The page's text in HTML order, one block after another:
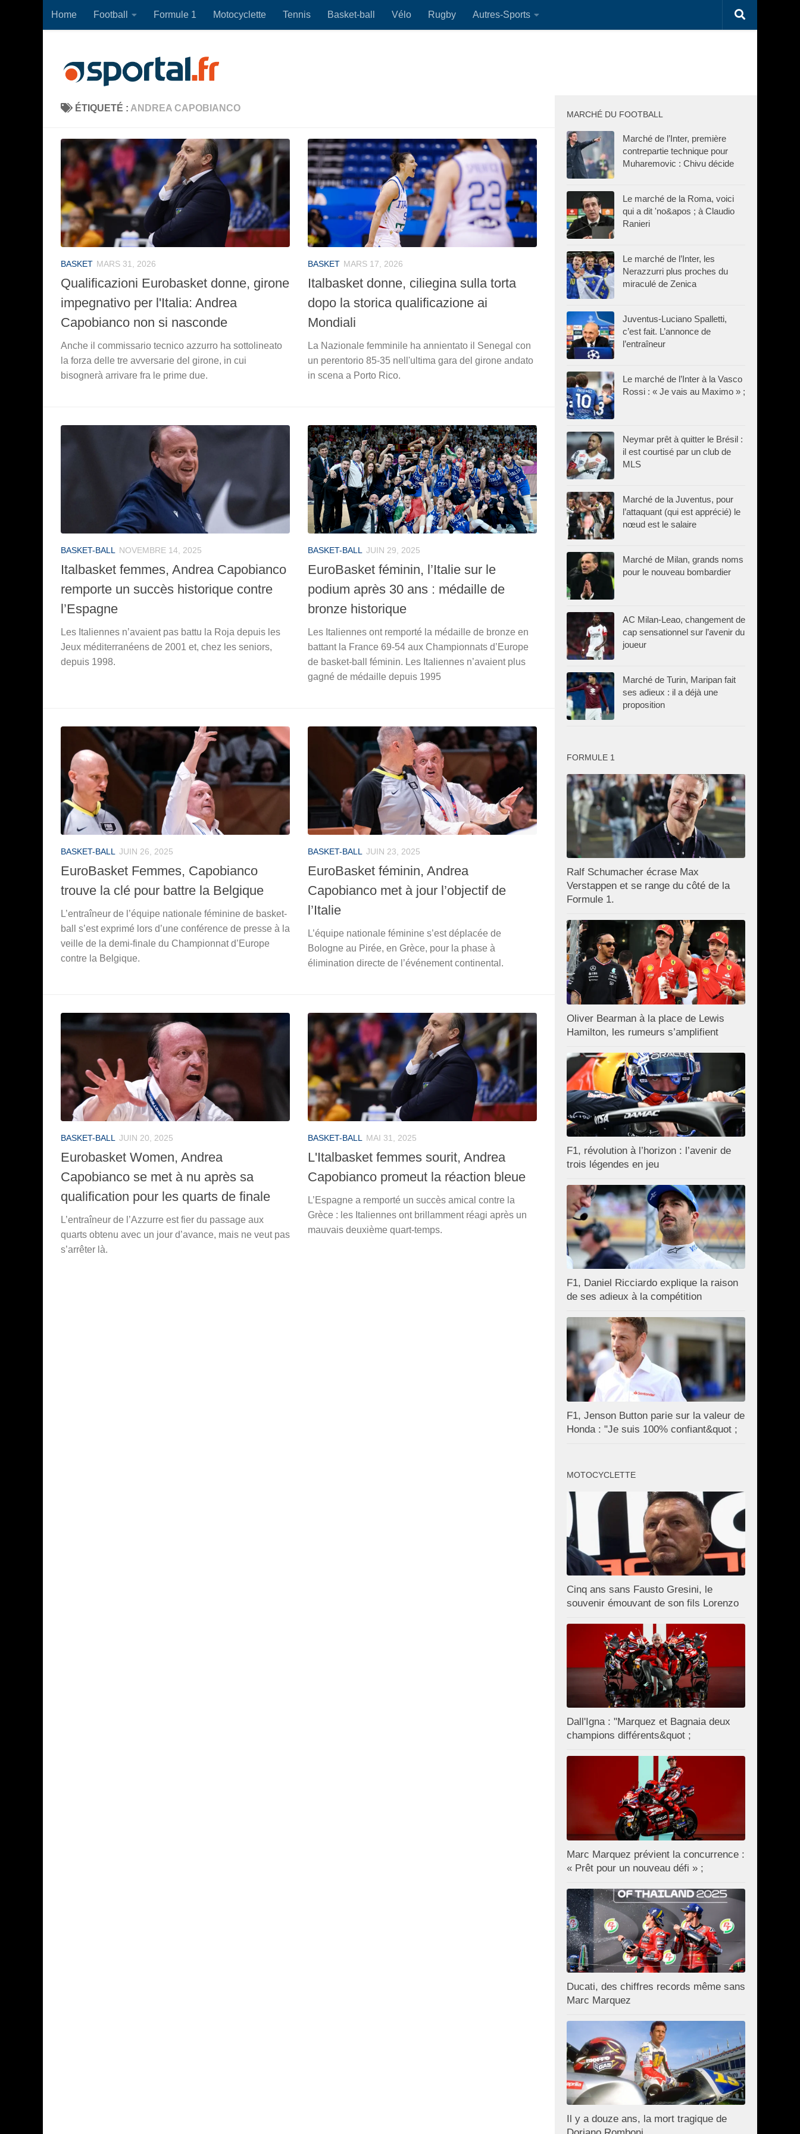
Skip to content
Home Football Formule 1 Motocyclette Tennis Basket-ball Vélo Rugby Autres-Sports
ÉTIQUETÉ : ANDREA CAPOBIANCO
BASKET MARS 31, 2026
Qualificazioni Eurobasket donne, girone
impegnativo per l'Italia: Andrea
Capobianco non si nasconde
Anche il commissario tecnico azzurro ha sottolineato
la forza delle tre avversarie del girone, in cui
bisognerà arrivare fra le prime due.
BASKET MARS 17, 2026
Italbasket donne, ciliegina sulla torta
dopo la storica qualificazione ai
Mondiali
La Nazionale femminile ha annientato il Senegal con
un perentorio 85-35 nell'ultima gara del girone andato
in scena a Porto Rico.
BASKET-BALL NOVEMBRE 14, 2025
Italbasket femmes, Andrea Capobianco
remporte un succès historique contre
l’Espagne
Les Italiennes n’avaient pas battu la Roja depuis les
Jeux méditerranéens de 2001 et, chez les seniors,
depuis 1998.
BASKET-BALL JUIN 29, 2025
EuroBasket féminin, l’Italie sur le
podium après 30 ans : médaille de
bronze historique
Les Italiennes ont remporté la médaille de bronze en
battant la France 69-54 aux Championnats d’Europe
de basket-ball féminin. Les Italiennes n’avaient plus
gagné de médaille depuis 1995
BASKET-BALL JUIN 26, 2025
EuroBasket Femmes, Capobianco
trouve la clé pour battre la Belgique
L’entraîneur de l’équipe nationale féminine de basket-
ball s’est exprimé lors d’une conférence de presse à la
veille de la demi-finale du Championnat d’Europe
contre la Belgique.
BASKET-BALL JUIN 23, 2025
EuroBasket féminin, Andrea
Capobianco met à jour l’objectif de
l’Italie
L’équipe nationale féminine s’est déplacée de
Bologne au Pirée, en Grèce, pour la phase à
élimination directe de l’événement continental.
BASKET-BALL JUIN 20, 2025
Eurobasket Women, Andrea
Capobianco se met à nu après sa
qualification pour les quarts de finale
L’entraîneur de l’Azzurre est fier du passage aux
quarts obtenu avec un jour d’avance, mais ne veut pas
s’arrêter là.
BASKET-BALL MAI 31, 2025
L'Italbasket femmes sourit, Andrea
Capobianco promeut la réaction bleue
L’Espagne a remporté un succès amical contre la
Grèce : les Italiennes ont brillamment réagi après un
mauvais deuxième quart-temps.
MARCHÉ DU FOOTBALL
Marché de l’Inter, première
contrepartie technique pour
Muharemovic : Chivu décide
Le marché de la Roma, voici
qui a dit 'no&apos ; à Claudio
Ranieri
Le marché de l’Inter, les
Nerazzurri plus proches du
miraculé de Zenica
Juventus-Luciano Spalletti,
c’est fait. L’annonce de
l’entraîneur
Le marché de l’Inter à la Vasco
Rossi : « Je vais au Maximo » ;
Neymar prêt à quitter le Brésil :
il est courtisé par un club de
MLS
Marché de la Juventus, pour
l’attaquant (qui est apprécié) le
nœud est le salaire
Marché de Milan, grands noms
pour le nouveau bombardier
AC Milan-Leao, changement de
cap sensationnel sur l’avenir du
joueur
Marché de Turin, Maripan fait
ses adieux : il a déjà une
proposition
FORMULE 1
Ralf Schumacher écrase Max
Verstappen et se range du côté de la
Formule 1.
Oliver Bearman à la place de Lewis
Hamilton, les rumeurs s’amplifient
F1, révolution à l’horizon : l’avenir de
trois légendes en jeu
F1, Daniel Ricciardo explique la raison
de ses adieux à la compétition
F1, Jenson Button parie sur la valeur de
Honda : "Je suis 100% confiant&quot ;
MOTOCYCLETTE
Cinq ans sans Fausto Gresini, le
souvenir émouvant de son fils Lorenzo
Dall'Igna : "Marquez et Bagnaia deux
champions différents&quot ;
Marc Marquez prévient la concurrence :
« Prêt pour un nouveau défi » ;
Ducati, des chiffres records même sans
Marc Marquez
Il y a douze ans, la mort tragique de